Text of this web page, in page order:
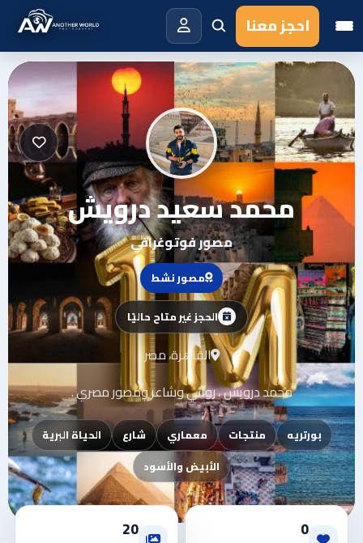
احجز معنا
محمد سعيد درويش
مصور فوتوغرافي
مصور نشط
الحجز غير متاح حاليًا
القاهرة، مصر
محمد درويش ، روائي وشاعر ومصور مصري .
بورتريه منتجات معماري شارع
الحياة البرية
الأبيض والأسود
0
20